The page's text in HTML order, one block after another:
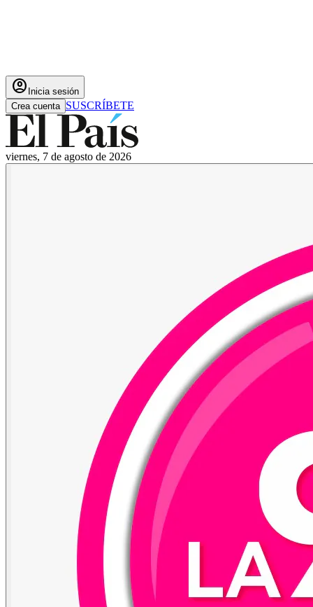
account_circle Inicia sesión
Crea cuenta SUSCRÍBETE
viernes, 7 de agosto de 2026